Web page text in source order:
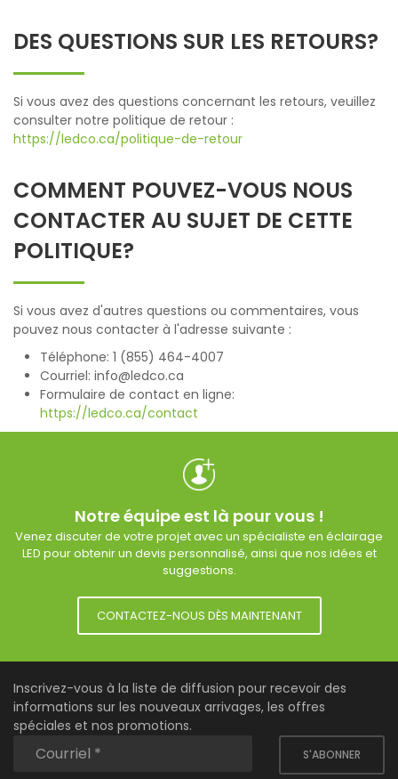
DES QUESTIONS SUR LES RETOURS?
Si vous avez des questions concernant les retours, veuillez
consulter notre politique de retour :
https://ledco.ca/politique-de-retour
COMMENT POUVEZ-VOUS NOUS
CONTACTER AU SUJET DE CETTE
POLITIQUE?
Si vous avez d'autres questions ou commentaires, vous
pouvez nous contacter à l'adresse suivante :
Téléphone: 1 (855) 464-4007
Courriel: info@ledco.ca
Formulaire de contact en ligne:
https://ledco.ca/contact
Notre équipe est là pour vous !
Venez discuter de votre projet avec un spécialiste en éclairage
LED pour obtenir un devis personnalisé, ainsi que nos idées et
suggestions.
CONTACTEZ-NOUS DÈS MAINTENANT
Inscrivez-vous à la liste de diffusion pour recevoir des
informations sur les nouveaux arrivages, les offres
spéciales et nos promotions.
S'ABONNER